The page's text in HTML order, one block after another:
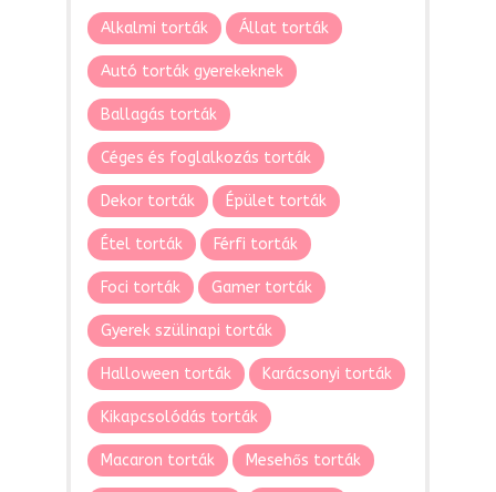
Alkalmi torták Állat torták
Autó torták gyerekeknek
Ballagás torták
Céges és foglalkozás torták
Dekor torták Épület torták
Étel torták Férfi torták
Foci torták Gamer torták
Gyerek szülinapi torták
Halloween torták Karácsonyi torták
Kikapcsolódás torták
Macaron torták Mesehős torták